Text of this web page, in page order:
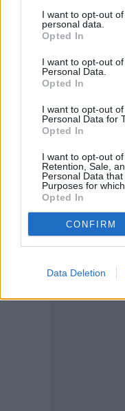
I want to opt-out
personal data.
Opted In
I want to opt-out
Personal Data.
Opted In
I want to opt-out
Personal Data for
Opted In
I want to opt-out
Retention, Sale,
Personal Data
Purposes for
Opted In
CONFIRM
Data Deletion
55,36% και η
45,54% και
ψηφιακές αγορές με
*Το 92,7% των
του μισθολογικού
εισφορών και των
Αντίθετη άποψη